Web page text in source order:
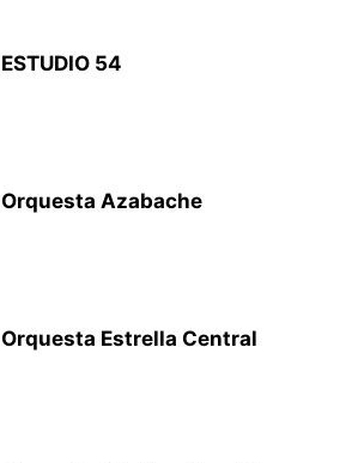
ESTUDIO 54
Orquesta Azabache
Orquesta Estrella Central